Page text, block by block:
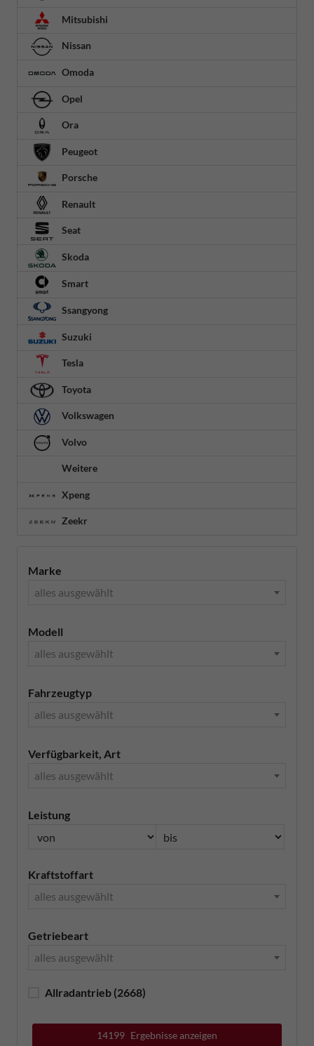
Mitsubishi
Nissan
Omoda
Opel
Ora
Peugeot
Porsche
Renault
Seat
Skoda
Smart
Ssangyong
Suzuki
Tesla
Toyota
Volkswagen
Volvo
Weitere
Xpeng
Zeekr
Marke
alles ausgewählt
Modell
alles ausgewählt
Fahrzeugtyp
alles ausgewählt
Verfügbarkeit, Art
alles ausgewählt
Leistung
Kraftstoffart
alles ausgewählt
Getriebeart
alles ausgewählt
Allradantrieb (2668)
14199 Ergebnisse anzeigen